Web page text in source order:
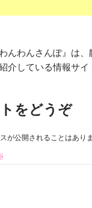
んわんさんぽ』は、
介している情報サ
をどうぞ
が公開されることはありま